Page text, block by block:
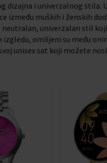
dizajna i univerzalnog stila.
između muških i ženskih
univerzalan stil
izgledu, omiljeni su među
unisex sat koji možete